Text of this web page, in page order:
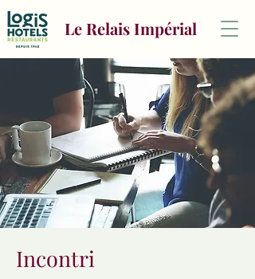
Le Relais Impérial
Incontri